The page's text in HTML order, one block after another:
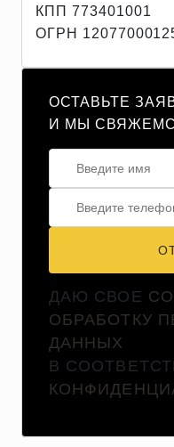
КПП 773401001
ОГРН
ОСТАВЬТЕ
И МЫ
ДАЮ СВОЕ
ОБРАБОТКУ
ДАННЫХ
В